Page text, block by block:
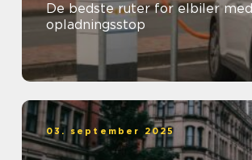
De bedste ruter for elbiler med
opladningsstop
03. september 2025